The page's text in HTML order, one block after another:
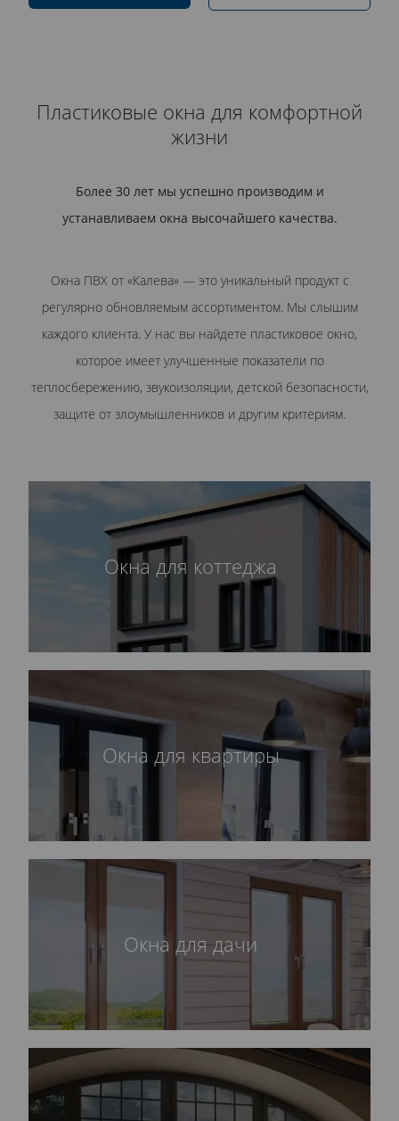
Пластиковые окна для комфортной
жизни
Более 30 лет мы успешно производим и
устанавливаем окна высочайшего качества.
Окна ПВХ от «Калева» — это уникальный продукт с
регулярно обновляемым ассортиментом. Мы слышим
каждого клиента. У нас вы найдете пластиковое окно,
которое имеет улучшенные показатели по
теплосбережению, звукоизоляции, детской безопасности,
защите от злоумышленников и другим критериям.
Окна для коттеджа
Окна для квартиры
Окна для дачи